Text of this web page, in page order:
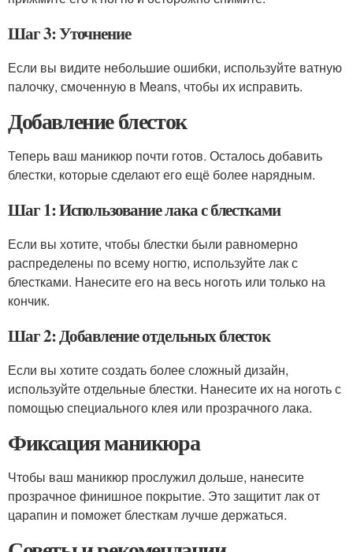
Шаг 3: Уточнение
Если вы видите небольшие ошибки, используйте ватную
палочку, смоченную в Means, чтобы их исправить.
Добавление блесток
Теперь ваш маникюр почти готов. Осталось добавить
блестки, которые сделают его ещё более нарядным.
Шаг 1: Использование лака с блестками
Если вы хотите, чтобы блестки были равномерно
распределены по всему ногтю, используйте лак с
блестками. Нанесите его на весь ноготь или только на
кончик.
Шаг 2: Добавление отдельных блесток
Если вы хотите создать более сложный дизайн,
используйте отдельные блестки. Нанесите их на ноготь с
помощью специального клея или прозрачного лака.
Фиксация маникюра
Чтобы ваш маникюр прослужил дольше, нанесите
прозрачное финишное покрытие. Это защитит лак от
царапин и поможет блесткам лучше держаться.